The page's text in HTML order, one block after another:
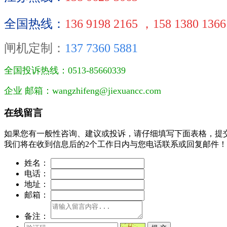
全国热线： 136 9198 2165 ，158 1380 1366
闸机定制： 137 7360 5881
全国投诉热线：0513-85660339
企业 邮箱： wangzhifeng@jiexuancc.com
在线留言
如果您有一般性咨询、建议或投诉，请仔细填写下面表格，提
我们将在收到信息后的2个工作日内与您电话联系或回复邮件！
姓名：
电话：
地址：
邮箱：
备注：